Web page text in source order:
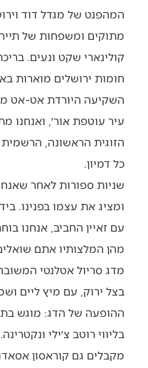
המהפנט של מגדל דוד
מתוקים ומשפחות של
קולינארי שקט ונעים.
חומות ירושלים מוארות
השקיעה היורדת אט-אט
עיר עוטפת אור׳, ואנחנו
הזוגית הראשונה,
כל דמיון.
שניות ספורות לאחר
ומציג את עצמו בפנינו.
עם זאיין החביב, אנחנו
מהן המלצותיו אתם
מדג סריול אטלנטי
בצל ירוק, עם מיץ ליים
ההופעה של הדג: מוגש
בליווי רוטב צ׳ילי
מקבלים גם קוראסון